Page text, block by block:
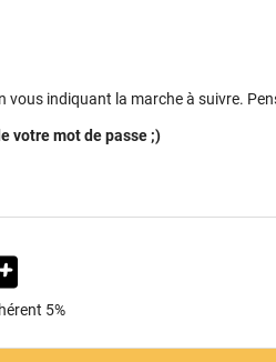
indiquant la marche à suivre.
votre mot de passe ;)
5%